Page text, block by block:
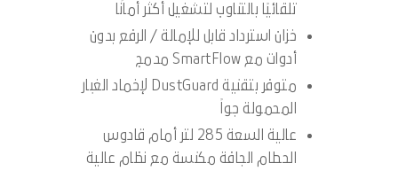
تلقائيًا بالتناوب لتشغيل أكثر أمانًا
خزان استرداد قابل للإمالة / الرفع بدون
أدوات مع SmartFlow مدمج
متوفر بتقنية DustGuard لإخماد الغبار
المحمولة جواً
عالية السعة 285 لتر أمام قادوس
الحطام الجافة مكنسة مع نظام عالية